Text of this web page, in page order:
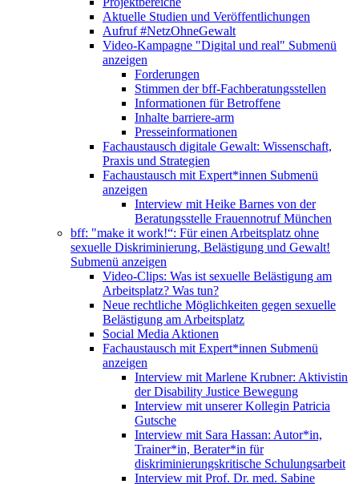
Aktuelle Studien und Veröffentlichungen
Aufruf #NetzOhneGewalt
Video-Kampagne "Digital und real" Submenü
anzeigen
Forderungen
Stimmen der bff-Fachberatungsstellen
Informationen für Betroffene
Inhalte barriere-arm
Presseinformationen
Fachaustausch digitale Gewalt: Wissenschaft,
Praxis und Strategien
Fachaustausch mit Expert*innen Submenü
anzeigen
Interview mit Heike Barnes von der
Beratungsstelle Frauennotruf München
bff: "make it work!“: Für einen Arbeitsplatz ohne
sexuelle Diskriminierung, Belästigung und Gewalt!
Submenü anzeigen
Video-Clips: Was ist sexuelle Belästigung am
Arbeitsplatz? Was tun?
Neue rechtliche Möglichkeiten gegen sexuelle
Belästigung am Arbeitsplatz
Social Media Aktionen
Fachaustausch mit Expert*innen Submenü
anzeigen
Interview mit Marlene Krubner: Aktivistin
der Disability Justice Bewegung
Interview mit unserer Kollegin Patricia
Gutsche
Interview mit Sara Hassan: Autor*in,
Trainer*in, Berater*in für
diskriminierungskritische Schulungsarbeit
Interview mit Prof. Dr. med. Sabine